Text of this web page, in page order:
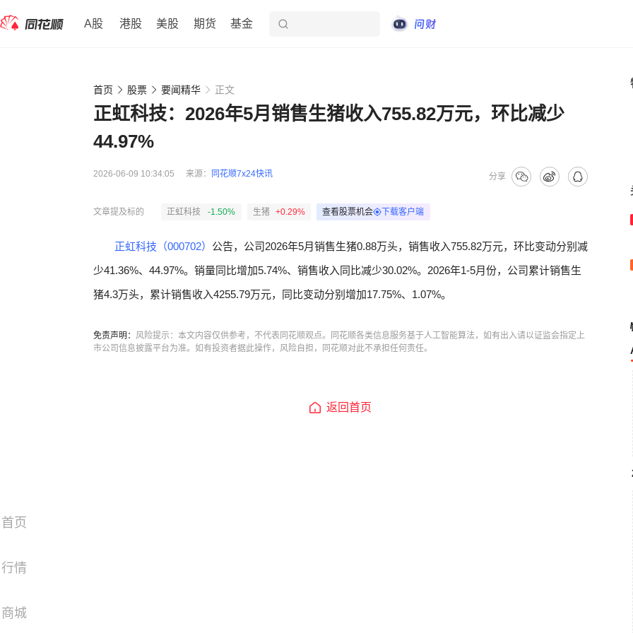
A股 港股 美股 期货 基金
首页
行情
商城
首页 股票 要闻精华 正文
正虹科技：2026年5月销售生猪收入755.82万元，环比减少
44.97%
2026-06-09 10:34:05 来源： 同花顺7x24快讯 分享
文章提及标的 正虹科技 -1.50% 生猪 +0.29% 查看股票机会 下载客户端
正虹科技（000702） 公告，公司2026年5月销售生猪0.88万头，销售收入755.82万元，环比变动分别减
少41.36%、44.97%。销量同比增加5.74%、销售收入同比减少30.02%。2026年1-5月份，公司累计销售生
猪4.3万头，累计销售收入4255.79万元，同比变动分别增加17.75%、1.07%。
免责声明： 风险提示：本文内容仅供参考，不代表同花顺观点。同花顺各类信息服务基于人工智能算法，如有出入请以证监会指定上
市公司信息披露平台为准。如有投资者据此操作，风险自担，同花顺对此不承担任何责任。
返回首页